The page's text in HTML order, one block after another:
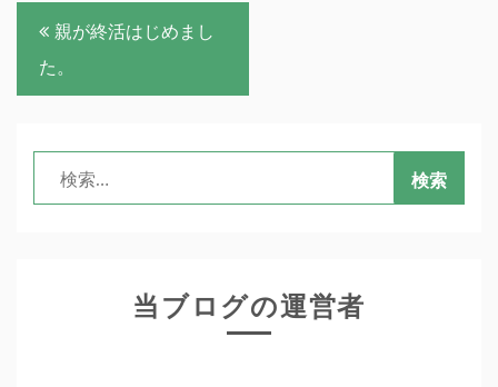
投
稿
ナ
ビ
親が終活はじめまし
た。
索:
当ブログの運営者